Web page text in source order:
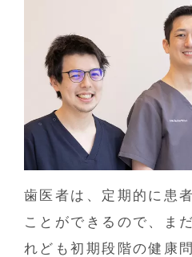
歯医者は、定期的に患
ことができるので、ま
れども初期段階の健康